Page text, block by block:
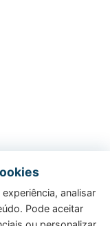
analisar
Pode aceitar